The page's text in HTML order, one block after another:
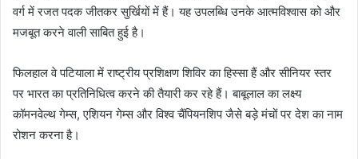
वर्ग में रजत पदक जीतकर सुर्खियों में हैं। यह उपलब्धि उनके आत्मविश्वास को और
मजबूत करने वाली साबित हुई है।
फिलहाल वे पटियाला में राष्ट्रीय प्रशिक्षण शिविर का हिस्सा हैं और सीनियर स्तर
पर भारत का प्रतिनिधित्व करने की तैयारी कर रहे हैं। बाबूलाल का लक्ष्य
कॉमनवेल्थ गेम्स, एशियन गेम्स और विश्व चैंपियनशिप जैसे बड़े मंचों पर देश का नाम
रोशन करना है।